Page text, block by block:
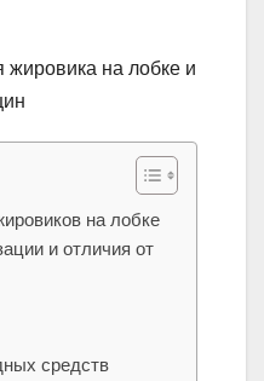
на лобке
и отличия от
средств